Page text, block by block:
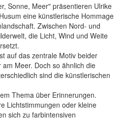
Sonne, Meer" präsentieren Ulrike
eine künstlerische Hommage
Zwischen Nord- und
die Licht, Wind und Weite
auf das zentrale Motiv beider
Meer. Doch so ähnlich die
sind die künstlerischen
Thema über Erinnerungen.
Lichtstimmungen oder kleine
sich zu farbintensiven